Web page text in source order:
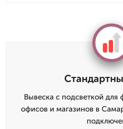
Вывеска с подсветкой для
офисов и магазинов в